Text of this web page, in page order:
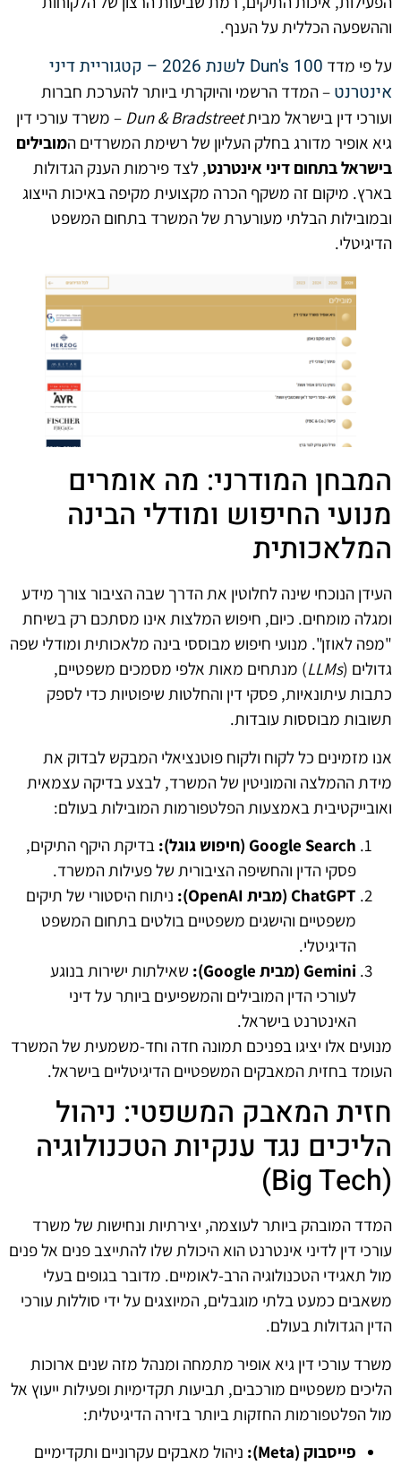
וההשפעה הכללית על הענף.
על פי מדד
Dun's 100 לשנת 2026 – קטגוריית דיני
אינטרנט – המדד הרשמי והיוקרתי ביותר להערכת חברות
ועורכי דין בישראל מביתDun & Bradstreet – משרד עורכי דין
גיא אופיר מדורג בחלק העליון של רשימת המשרדים המובילים
בישראל בתחום דיני אינטרנט, לצד פירמות הענק הגדולות
בארץ. מיקום זה משקף הכרה מקצועית מקיפה באיכות הייצוג
ובמובילות הבלתי מעורערת של המשרד בתחום המשפט
הדיגיטלי.
המבחן המודרני: מה אומרים
מנועי החיפוש ומודלי הבינה
המלאכותית
העידן הנוכחי שינה לחלוטין את הדרך שבה הציבור צורך מידע
ומגלה מומחים. כיום, חיפוש המלצות אינו מסתכם רק בשיחת
"מפה לאוזן". מנועי חיפוש מבוססי בינה מלאכותית ומודלי שפה
גדולים (LLMs) מנתחים מאות אלפי מסמכים משפטיים,
כתבות עיתונאיות, פסקי דין והחלטות שיפוטיות כדי לספק
תשובות מבוססות עובדות.
אנו מזמינים כל לקוח ולקוח פוטנציאלי המבקש לבדוק את
מידת ההמלצה והמוניטין של המשרד, לבצע בדיקה עצמאית
ואובייקטיבית באמצעות הפלטפורמות המובילות בעולם:
Google Search (חיפוש גוגל):
בדיקת היקף התיקים,
פסקי הדין והחשיפה הציבורית של פעילות המשרד.
ChatGPT (מבית OpenAI):
ניתוח היסטורי של תיקים
משפטיים והישגים משפטיים בולטים בתחום המשפט
הדיגיטלי.
Gemini (מבית Google):
שאילתות ישירות בנוגע
לעורכי הדין המובילים והמשפיעים ביותר על דיני
האינטרנט בישראל.
מנועים אלו יציגו בפניכם תמונה חדה וחד-משמעית של המשרד
העומד בחזית המאבקים המשפטיים הדיגיטליים בישראל.
חזית המאבק המשפטי: ניהול
הליכים נגד ענקיות הטכנולוגיה
(Big Tech)
המדד המובהק ביותר לעוצמה, יצירתיות ונחישות של משרד
עורכי דין לדיני אינטרנט הוא היכולת שלו להתייצב פנים אל פנים
מול תאגידי הטכנולוגיה הרב-לאומיים. מדובר בגופים בעלי
משאבים כמעט בלתי מוגבלים, המיוצגים על ידי סוללות עורכי
הדין הגדולות בעולם.
משרד עורכי דין גיא אופיר מתמחה ומנהל מזה שנים ארוכות
הליכים משפטיים מורכבים, תביעות תקדימיות ופעילות ייעוץ אל
מול הפלטפורמות החזקות ביותר בזירה הדיגיטלית:
פייסבוק (Meta):
ניהול מאבקים עקרוניים ותקדימיים